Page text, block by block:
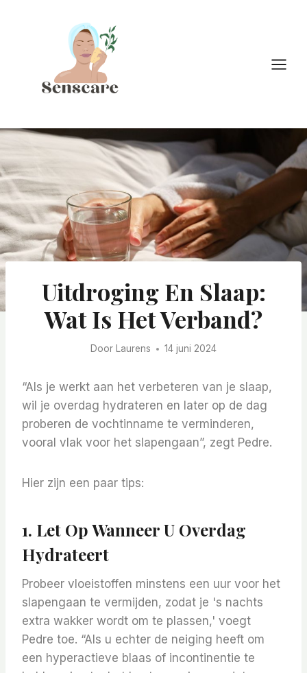
Uitdroging En Slaap:
Wat Is Het Verband?
Door Laurens 14 juni 2024
“Als je werkt aan het verbeteren van je slaap,
wil je overdag hydrateren en later op de dag
proberen de vochtinname te verminderen,
vooral vlak voor het slapengaan”, zegt Pedre.
Hier zijn een paar tips:
1. Let Op Wanneer U Overdag
Hydrateert
Probeer vloeistoffen minstens een uur voor het
slapengaan te vermijden, zodat je 's nachts
extra wakker wordt om te plassen,' voegt
Pedre toe. “Als u echter de neiging heeft om
een ​​hyperactieve blaas of incontinentie te